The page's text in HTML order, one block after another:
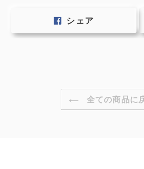
シェア
シ
全ての商品に